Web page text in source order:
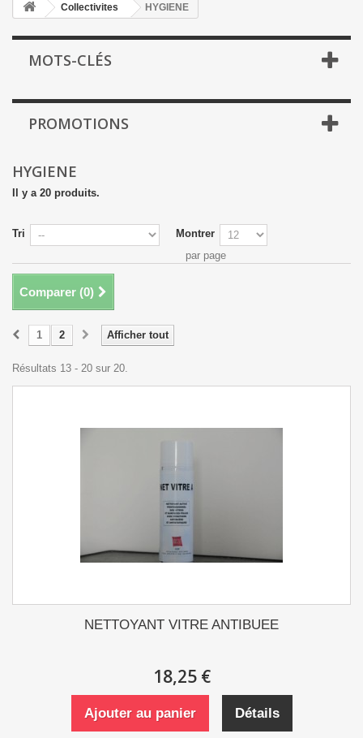
Collectivites HYGIENE
MOTS-CLÉS
PROMOTIONS
HYGIENE
Il y a 20 produits.
Tri
Montrer
par page
Comparer (0)
Afficher tout
1 2
Résultats 13 - 20 sur 20.
NETTOYANT VITRE ANTIBUEE
18,25 €
Ajouter au panier Détails